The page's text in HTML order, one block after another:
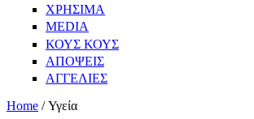
ΧΡΗΣΙΜΑ
MEDIA
ΚΟΥΣ ΚΟΥΣ
ΑΠΟΨΕΙΣ
ΑΓΓΕΛΙΕΣ
Home / Υγεία